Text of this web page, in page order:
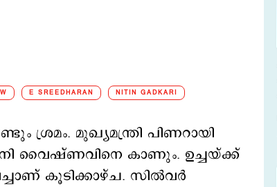
E SREEDHARAN NITIN GADKARI
ശ്രമം. മുഖ്യമന്ത്രി പിണറായി
വൈഷ്ണവിനെ കാണും. ഉച്ചയ്ക്ക്
കൂടിക്കാഴ്ച. സില്‍വര്‍